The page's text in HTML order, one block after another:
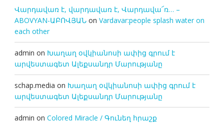
Վարդավառ է, վարդավառ է, Վարդավա՜ռ… –
ABOVYAN-ԱԲՈՎՅԱՆon Vardavar:people splash water on
each other
admin on Խաղաղ օվկիանոսի ափից գրում է
արվեստագետ Ալեքսանդր Մարությանը
schap.media on Խաղաղ օվկիանոսի ափից գրում է
արվեստագետ Ալեքսանդր Մարությանը
admin on Colored Miracle / Գունեղ հրաշք